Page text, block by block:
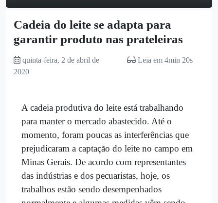
Cadeia do leite se adapta para
garantir produto nas prateleiras
quinta-feira, 2 de abril de
2020
Leia em 4min 20s
A cadeia produtiva do leite está trabalhando
para manter o mercado abastecido. Até o
momento, foram poucas as interferências que
prejudicaram a captação do leite no campo em
Minas Gerais. De acordo com representantes
das indústrias e dos pecuaristas, hoje, os
trabalhos estão sendo desempenhados